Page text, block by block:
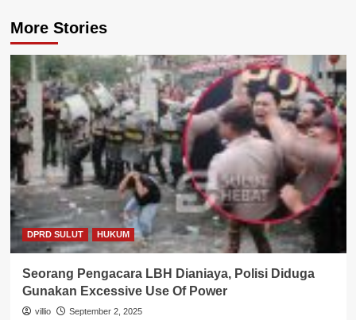
More Stories
DPRD SULUT HUKUM
Seorang Pengacara LBH Dianiaya, Polisi Diduga
Gunakan Excessive Use Of Power
villio September 2, 2025